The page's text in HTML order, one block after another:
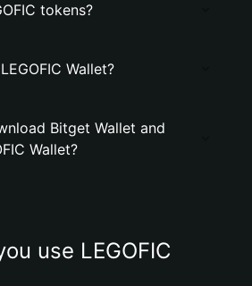
tokens?
Wallet?
Bitget Wallet and
Wallet?
use LEGOFIC